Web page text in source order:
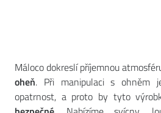
Máloco dokreslí příjemnou
oheň. Při manipulaci s ohněm
opatrnost, a proto by tyto